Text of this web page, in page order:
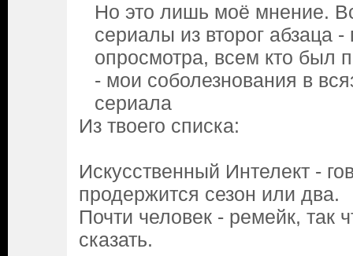
Но это лишь моё мнение.
сериалы из второг абзаца -
опросмотра, всем кто был
- мои соболезнования в
сериала
Из твоего списка:
Искусственный Интелект -
продержится сезон или два.
Почти человек - ремейк, так
сказать.